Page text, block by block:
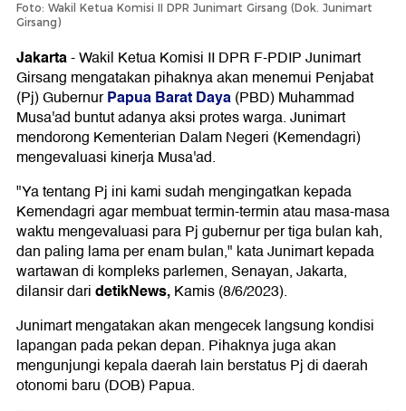
Foto: Wakil Ketua Komisi II DPR Junimart Girsang (Dok. Junimart
Girsang)
Jakarta-Wakil Ketua Komisi II DPR F-PDIP Junimart
Girsang mengatakan pihaknya akan menemui Penjabat
(Pj) GubernurPapua Barat Daya(PBD) Muhammad
Musa'ad buntut adanya aksi protes warga. Junimart
mendorong Kementerian Dalam Negeri (Kemendagri)
mengevaluasi kinerja Musa'ad.
"Ya tentang Pj ini kami sudah mengingatkan kepada
Kemendagri agar membuat termin-termin atau masa-masa
waktu mengevaluasi para Pj gubernur per tiga bulan kah,
dan paling lama per enam bulan," kata Junimart kepada
wartawan di kompleks parlemen, Senayan, Jakarta,
dilansir daridetikNews,Kamis (8/6/2023).
Junimart mengatakan akan mengecek langsung kondisi
lapangan pada pekan depan. Pihaknya juga akan
mengunjungi kepala daerah lain berstatus Pj di daerah
otonomi baru (DOB) Papua.